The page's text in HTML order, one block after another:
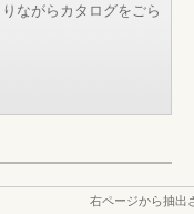
ながらカタログをごら
右ページから抽出